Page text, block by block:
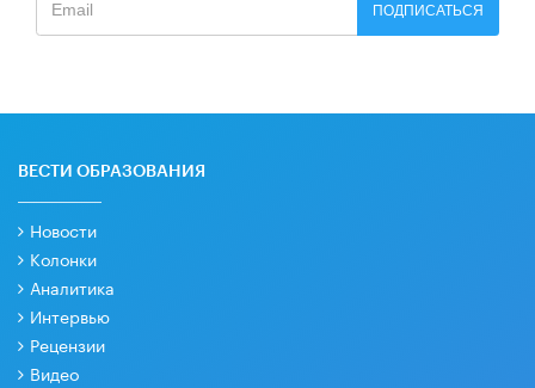
ПОДПИСАТЬСЯ
ВЕСТИ ОБРАЗОВАНИЯ
Новости
Колонки
Аналитика
Интервью
Рецензии
Видео